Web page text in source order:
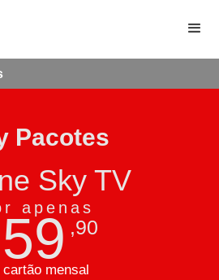
Pacotes
Sky TV
apenas
59 ,90
cartão mensal